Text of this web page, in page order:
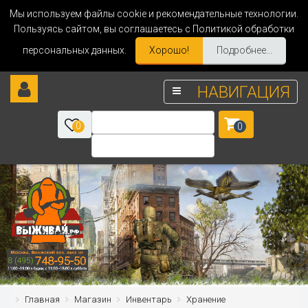
Мы используем файлы cookie и рекомендательные технологии.
Пользуясь сайтом, вы соглашаетесь с Политикой обработки
персональных данных.
Хорошо! Подробнее...
НАВИГАЦИЯ
0 0
Главная Магазин Инвентарь Хранение